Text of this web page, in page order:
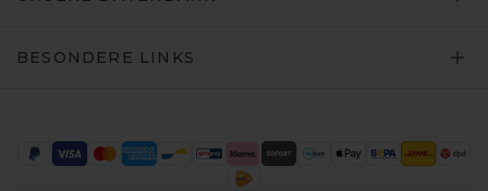
BESONDERE LINKS